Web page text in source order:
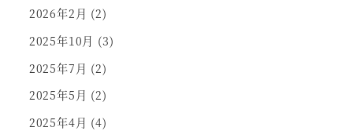
2026年2月 (2)
2025年10月 (3)
2025年7月 (2)
2025年5月 (2)
2025年4月 (4)